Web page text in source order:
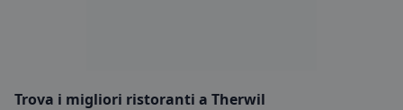
Trova i migliori ristoranti a Therwil